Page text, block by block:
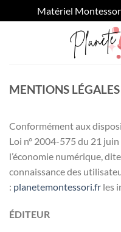
Matériel
MENTIONS LÉGALES
Conformément aux
Loi n° 2004-575 du 21
l’économie numérique,
connaissance des
: planetemontessori.fr les
ÉDITEUR